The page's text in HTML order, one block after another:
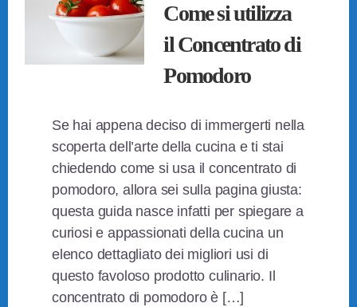
Come si utilizza
il Concentrato di
Pomodoro
Se hai appena deciso di immergerti nella
scoperta dell’arte della cucina e ti stai
chiedendo come si usa il concentrato di
pomodoro, allora sei sulla pagina giusta:
questa guida nasce infatti per spiegare a
curiosi e appassionati della cucina un
elenco dettagliato dei migliori usi di
questo favoloso prodotto culinario. Il
concentrato di pomodoro è […]